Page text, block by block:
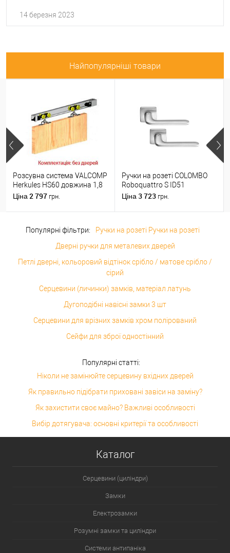
14 березня 2023
Найпопулярніші товари
Розсувна система VALCOMP
Herkules HS60 довжина 1,8
м на 1 полотно вагою до 60
Ціна 2 797 грн.
Ручки на розеті COLOMBO
Roboquattro S ID51
(PT19BZG-PT13) матовий
Ціна 3 723 грн.
Популярні фільтри:
Ручки на розеті Ручки на розеті
Дверні ручки для металевих дверей
Петлі дверні, кольоровий відтінок срібло / матове срібло /
сірий
Серцевини (личинки) замків, матеріал латунь
Дугоподібні навісні замки 3 шт
Серцевини для врізних замків хром полірований
Сейфи для зброї одностінний
Популярні статті:
Ніколи не замінюйте серцевину вхідних дверей
Як правильно підібрати приховані завіси на заміну?
Як захистити своє майно? Важливі особливості
Вибір дотягувача: основні критерії та особливості
Каталог
Серцевини (циліндри)
Замки
Електрозамки
Розумні замки та циліндри
Системи антипаніка